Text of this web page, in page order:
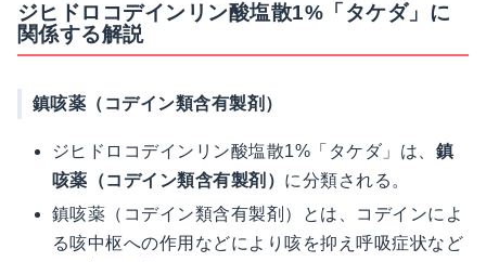
ジヒドロコデインリン酸塩散1%「タケダ」に
関係する解説
鎮咳薬（コデイン類含有製剤）
ジヒドロコデインリン酸塩散1%「タケダ」は、 鎮
咳薬（コデイン類含有製剤） に分類される。
鎮咳薬（コデイン類含有製剤）とは、コデインによ
る咳中枢への作用などにより咳を抑え呼吸症状など